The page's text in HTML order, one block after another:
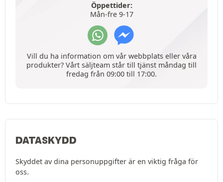
Öppettider:
Mån-fre 9-17
Vill du ha information om vår webbplats eller våra
produkter? Vårt säljteam står till tjänst måndag till
fredag från 09:00 till 17:00.
DATASKYDD
Skyddet av dina personuppgifter är en viktig fråga för
oss.